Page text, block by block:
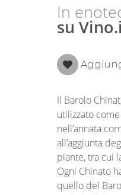
In
su
Il Barolo
utilizzato
nell’annata
all’aggiunta
piante, tra cui
Ogni Chinato
quello del